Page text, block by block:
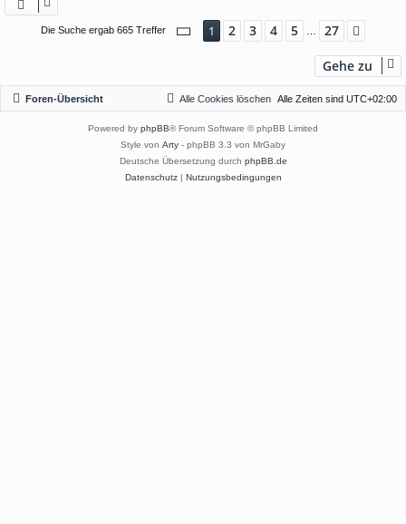
Die Suche ergab 665 Treffer Seite 1 von 27
1 2 3 4 5 27
Gehe zu
Foren-Übersicht Alle Zeiten sind UTC+02:00
Alle Cookies löschen
Powered by phpBB® Forum Software © phpBB Limited
Style von Arty - phpBB 3.3 von MrGaby
Deutsche Übersetzung durch phpBB.de
Datenschutz| Nutzungsbedingungen